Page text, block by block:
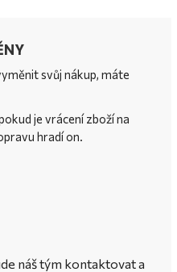
svůj nákup, máte
je vrácení zboží na
hradí on.
náš tým kontaktovat a